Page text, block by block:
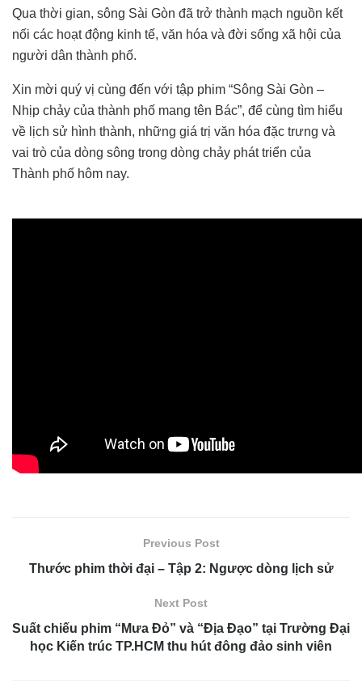
Qua thời gian, sông Sài Gòn đã trở thành mạch nguồn kết
nối các hoạt động kinh tế, văn hóa và đời sống xã hội của
người dân thành phố.
Xin mời quý vị cùng đến với tập phim “Sông Sài Gòn –
Nhịp chảy của thành phố mang tên Bác”, để cùng tìm hiểu
về lịch sử hình thành, những giá trị văn hóa đặc trưng và
vai trò của dòng sông trong dòng chảy phát triển của
Thành phố hôm nay.
Previous Post
Thước phim thời đại – Tập 2: Ngược dòng lịch sử
Next Post
Suất chiếu phim “Mưa Đỏ” và “Địa Đạo” tại Trường Đại
học Kiến trúc TP.HCM thu hút đông đảo sinh viên